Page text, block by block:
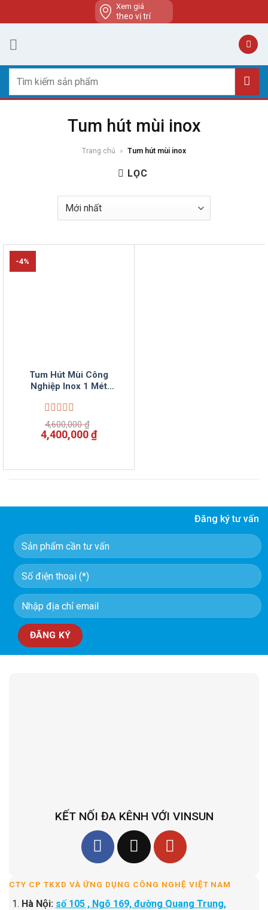
to
content
Xem giá
theo vị trí
kiếm:
Tum hút mùi inox
Trang chủ » Tum hút mùi inox
LỌC
-4%
Tum Hút Mùi Công
Nghiệp Inox 1 Mét
Được
xếp
hạng
sao
4,600,000₫
Giá
gốc
4,600,000 ₫.
4,400,000₫Giá
hiện
là:
Đăng ký tư vấn
KẾT NỐI ĐA KÊNH VỚI VINSUN
CTY CP TKXD VÀ ỨNG DỤNG CÔNG NGHỆ VIỆT NAM
Hà Nội: số 105 , Ngõ 169, đường Quang Trung,